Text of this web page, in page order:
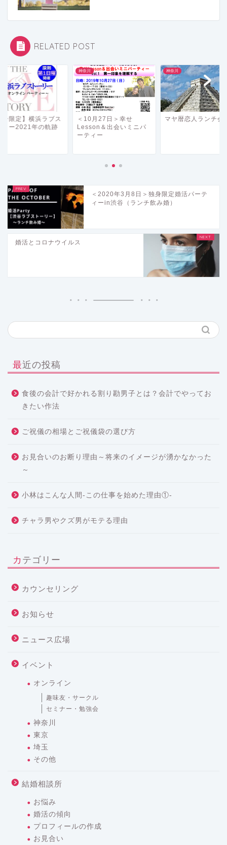
RELATED POST
身限定】横浜ラブス
リー2021年の軌跡
神奈川
＜10月27日＞幸せ
Lesson＆出会いミニパ
ーティー
神奈川
マヤ暦恋人ランチ会
＜2020年3月8日＞独身限定婚活パーテ
ィーin渋谷（ランチ飲み婚）
婚活とコロナウイルス
最近の投稿
食後の会計で好かれる割り勘男子とは？会計でやってお
きたい作法
ご祝儀の相場とご祝儀袋の選び方
お見合いのお断り理由～将来のイメージが湧かなかった
～
小林はこんな人間-この仕事を始めた理由①-
チャラ男やクズ男がモテる理由
カテゴリー
カウンセリング
お知らせ
ニュース広場
イベント
オンライン
趣味友・サークル
セミナー・勉強会
神奈川
東京
埼玉
その他
結婚相談所
お悩み
婚活の傾向
プロフィールの作成
お見合い